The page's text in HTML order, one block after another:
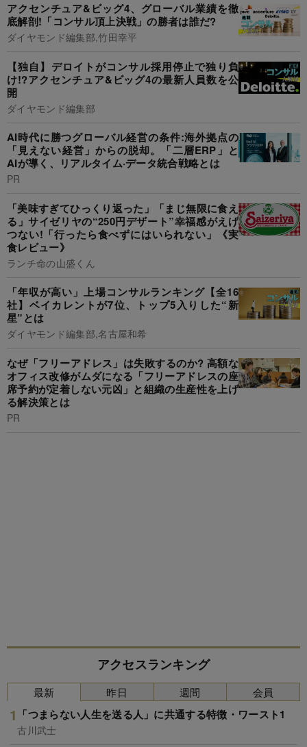
アクセンチュア&ビッグ4、グローバル業績を徹
底解剖!「コンサル頂上決戦」の勝者は誰だ?
ダイヤモンド編集部,竹田幸平
【独自】デロイトがコンサル採用停止で独り負
け!?アクセンチュア&ビッグ4の最新人員数を公
開
ダイヤモンド編集部
AI時代に勝つグローバル経営の条件:海外拠点の
「見えない経営」からの脱却。「二層ERP」と
AIが導く、リアルタイム·データ統合戦略とは
PR
「美味すぎてひっくり返った」「まじ無限に食え
る」サイゼリヤの“250円デザート”幸福感がえげ
つない!「行ったら食べずにはいられない」《実
食レビュー》
ランチ命の山盛くん
「年収が高い」上場コンサルランキング【全16
社】ベイカレントが7位、トップ5入りした“新
星”とは
ダイヤモンド編集部,名古屋和希
なぜ「フリーアドレス」は失敗するのか? 高額な
オフィス改修がムダになる「フリーアドレスの座
席予約が定着しない元凶」と組織の生産性を上げ
る解決策とは
PR
アクセスランキング
最新
「つまらない人生を送る人」に共通する特徴・ワースト1
古川武士
昨日 週間 会員